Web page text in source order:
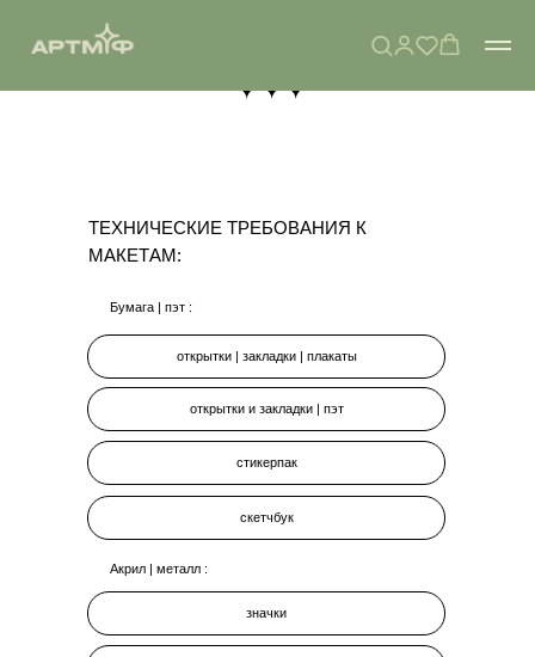
ТЕХНИЧЕСКИЕ ТРЕБОВАНИЯ К
МАКЕТАМ:
открытки | закладки | плакаты
открытки и закладки | пэт
стикерпак
Бумага | пэт :
Акрил | металл :
скетчбук
значки